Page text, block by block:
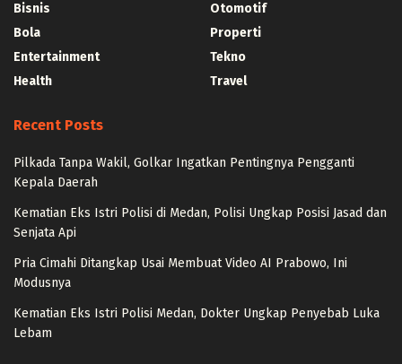
Bisnis
Bola
Entertainment
Health
Otomotif
Properti
Tekno
Travel
Recent Posts
Pilkada Tanpa Wakil, Golkar Ingatkan Pentingnya Pengganti
Kepala Daerah
Kematian Eks Istri Polisi di Medan, Polisi Ungkap Posisi Jasad dan
Senjata Api
Pria Cimahi Ditangkap Usai Membuat Video AI Prabowo, Ini
Modusnya
Kematian Eks Istri Polisi Medan, Dokter Ungkap Penyebab Luka
Lebam